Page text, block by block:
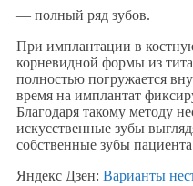
— полный ряд зубов.
При имплантации в
корневидной формы из
полностью погружается
время на имплантат
Благодаря такому методу
искусственные зубы
собственные зубы
Яндекс Дзен: Варианты